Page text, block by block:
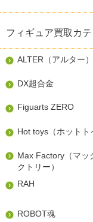
フィギュア買取カ
ALTER（アルター）
DX超合金
Figuarts ZERO
Hot toys（ホットト
Max Factory（マッ
クトリー）
RAH
ROBOT魂